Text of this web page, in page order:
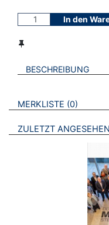
In den
BESCHREIBUNG
VERWEISE AUF
MERKLISTE 0
ZULETZT ANGESEHEN